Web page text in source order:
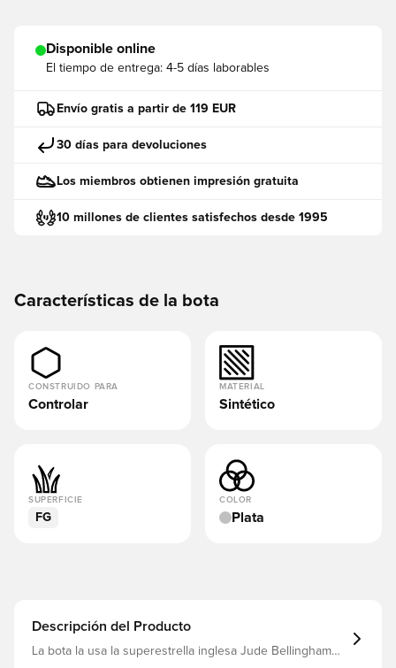
Disponible online
El tiempo de entrega: 4-5 días laborables
Envío gratis a partir de 119 EUR
30 días para devoluciones
Los miembros obtienen impresión gratuita
10 millones de clientes satisfechos desde 1995
Características de la bota
CONSTRUIDO PARA
Controlar
MATERIAL
Sintético
SUPERFICIE
FG
COLOR
Plata
Descripción del Producto
La bota la usa la superestrella inglesa Jude Bellingham